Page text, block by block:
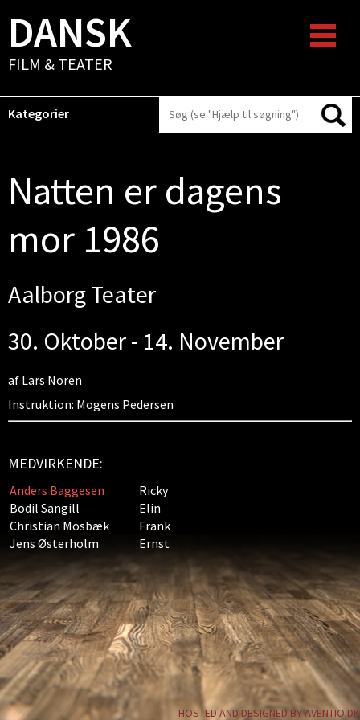
DANSK
FILM & TEATER
Kategorier
Natten er dagens
mor 1986
Aalborg Teater
30. Oktober - 14. November
af Lars Noren
Instruktion: Mogens Pedersen
MEDVIRKENDE:
Anders Baggesen
Ricky
Bodil Sangill
Elin
Christian Mosbæk
Frank
Jens Østerholm
Ernst
HOSTED AND DESIGNED BY AVENTIO.DK